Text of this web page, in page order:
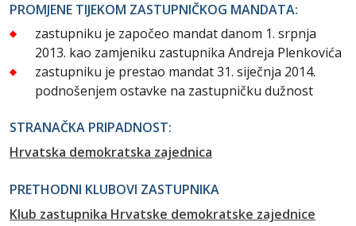
PROMJENE TIJEKOM ZASTUPNIČKOG MANDATA:
zastupniku je započeo mandat danom 1. srpnja
2013. kao zamjeniku zastupnika Andreja Plenkovića
zastupniku je prestao mandat 31. siječnja 2014.
podnošenjem ostavke na zastupničku dužnost
STRANAČKA PRIPADNOST:
Hrvatska demokratska zajednica
PRETHODNI KLUBOVI ZASTUPNIKA
Klub zastupnika Hrvatske demokratske zajednice